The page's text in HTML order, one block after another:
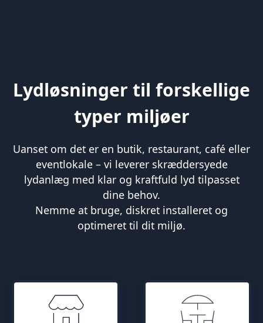
Lydløsninger til forskellige
typer miljøer
Uanset om det er en butik, restaurant, café eller
eventlokale – vi leverer skræddersyede
lydanlæg med klar og kraftfuld lyd tilpasset
dine behov.
Nemme at bruge, diskret installeret og
optimeret til dit miljø.